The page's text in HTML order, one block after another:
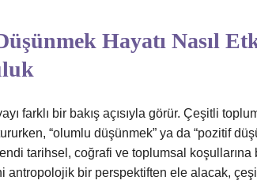
Hayatı Nasıl
farklı bir bakış açısıyla görür. Çeşitli
“olumlu düşünmek” ya da “pozitif
tarihsel, coğrafi ve toplumsal koşullarına
antropolojik bir perspektiften ele alacak,